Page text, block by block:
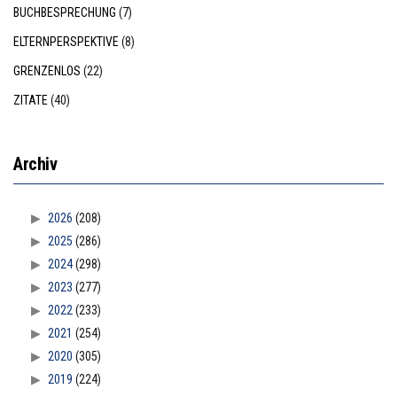
BUCHBESPRECHUNG (7)
ELTERNPERSPEKTIVE(8)
GRENZENLOS (22)
ZITATE(40)
Archiv
2026 (208)
2025 (286)
2024(298)
2023 (277)
2022(233)
2021 (254)
2020 (305)
2019 (224)